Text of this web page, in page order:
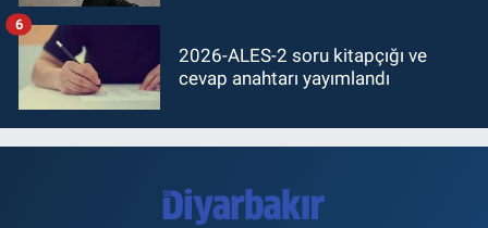
2026-ALES-2 soru kitapçığı ve
cevap anahtarı yayımlandı
6